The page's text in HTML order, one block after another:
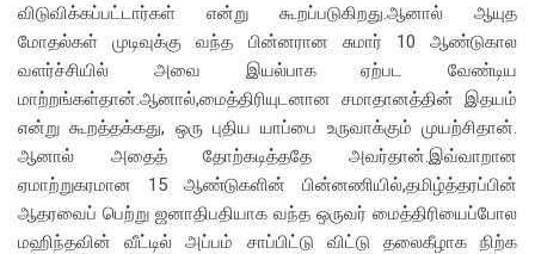
விடுவிக்கப்பட்டார்கள் என்று கூறப்படுகிறது.ஆனால் ஆயுத
மோதல்கள் முடிவுக்கு வந்த பின்னரான சுமார் 10 ஆண்டுகால
வளர்ச்சியில் அவை இயல்பாக ஏற்பட வேண்டிய
மாற்றங்கள்தான்.ஆனால்,மைத்திரியுடனான சமாதானத்தின் இதயம்
என்று கூறத்தக்கது, ஒரு புதிய யாப்பை உருவாக்கும் முயற்சிதான்.
ஆனால் அதைத் தோற்கடித்ததே அவர்தான்.இவ்வாறான
ஏமாற்றுகரமான 15 ஆண்டுகளின் பின்னணியில்,தமிழ்த்தரப்பின்
ஆதரவைப் பெற்று ஜனாதிபதியாக வந்த ஒருவர் மைத்திரியைப்போல
மஹிந்தவின் வீட்டில் அப்பம் சாப்பிட்டு விட்டு தலைகீழாக நிற்க